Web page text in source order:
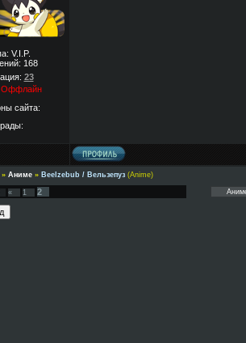
V.I.P.
168
23
Оффлайн
сайта:
» Аниме » Beelzebub / Вельзепуз (Anime)
« 1 2